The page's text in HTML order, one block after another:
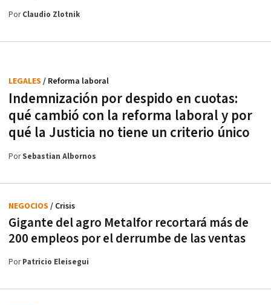
PorClaudio Zlotnik
Indemnización por despido en cuotas:
qué cambió con la reforma laboral y por
qué la Justicia no tiene un criterio único
LEGALES / Reforma laboral
PorSebastian Albornos
Gigante del agro Metalfor recortará más de
200 empleos por el derrumbe de las ventas
NEGOCIOS / Crisis
PorPatricio Eleisegui